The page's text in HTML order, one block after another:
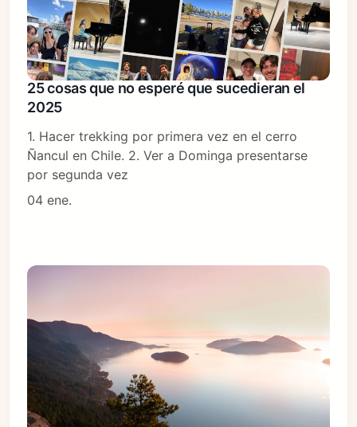
25 cosas que no esperé que sucedieran el
2025
1. Hacer trekking por primera vez en el cerro
Ñancul en Chile. 2. Ver a Dominga presentarse
por segunda vez
04 ene.